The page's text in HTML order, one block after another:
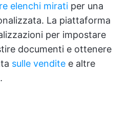
elenchi mirati per una
La piattaforma
per impostare
documenti e ottenere
sulle vendite e altre